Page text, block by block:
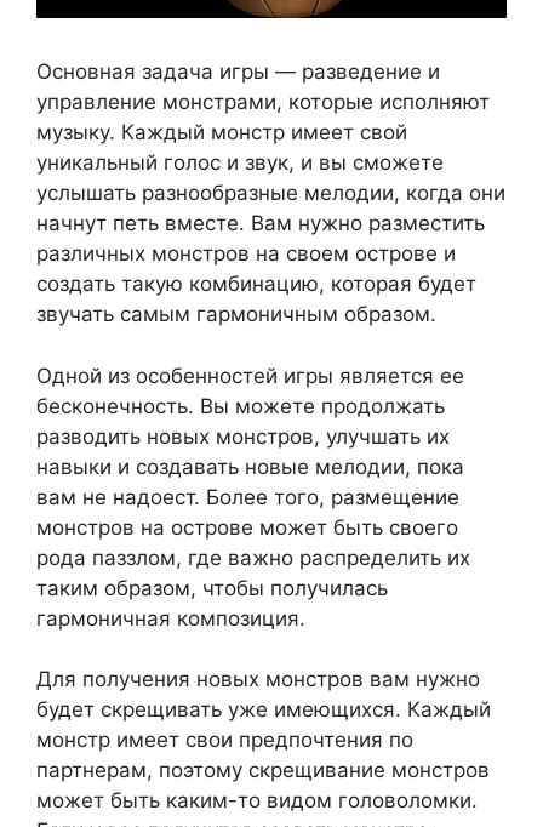
Основная задача игры — разведение и
управление монстрами, которые исполняют
музыку. Каждый монстр имеет свой
уникальный голос и звук, и вы сможете
услышать разнообразные мелодии, когда они
начнут петь вместе. Вам нужно разместить
различных монстров на своем острове и
создать такую комбинацию, которая будет
звучать самым гармоничным образом.
Одной из особенностей игры является ее
бесконечность. Вы можете продолжать
разводить новых монстров, улучшать их
навыки и создавать новые мелодии, пока
вам не надоест. Более того, размещение
монстров на острове может быть своего
рода паззлом, где важно распределить их
таким образом, чтобы получилась
гармоничная композиция.
Для получения новых монстров вам нужно
будет скрещивать уже имеющихся. Каждый
монстр имеет свои предпочтения по
партнерам, поэтому скрещивание монстров
может быть каким-то видом головоломки.